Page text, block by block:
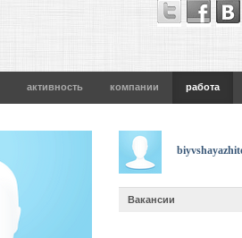
активность компании работа
Вакансии